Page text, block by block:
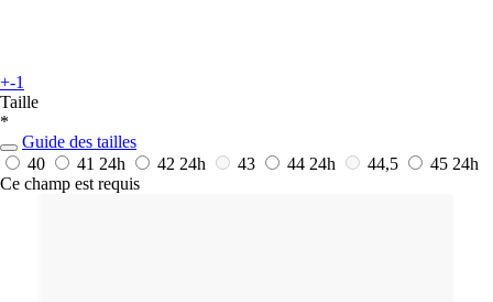
+-1
Taille
*
Guide des tailles
40
41 24h 42 24h 43 44 24h 44,5 45 24h
Ce champ est requis